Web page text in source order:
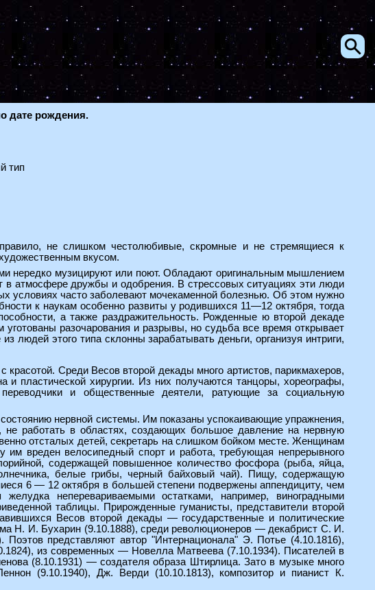
дате рождения.
тип
не слишком честолюбивые, скромные и не стремящиеся к
вкусом.
нередко музицируют или поют. Обладают оригинальным мышлением
атмосфере дружбы и одобрения. В стрессовых ситуациях эти люди
условиях часто заболевают мочекаменной болезнью. Об этом нужно
к наукам особенно развиты у родившихся 11—12 октября, тогда
а также раздражительность. Рожденные ю второй декаде
разочарования и разрывы, но судьба все время открывает
этого типа склонны зарабатывать деньги, организуя интриги,
Среди Весов второй декады много артистов, парикмахеров,
и пластической хирургии. Из них получаются танцоры, хореографы,
и общественные деятели, ратующие за социальную
нервной системы. Им показаны успокаивающие упражнения,
не работать в областях, создающих большое давление на нервную
отсталых детей, секретарь на слишком бойком месте. Женщинам
им вреден велосипедный спорт и работа, требующая непрерывного
содержащей повышенное количество фосфора (рыба, яйца,
белые грибы, черный байховый чай). Пищу, содержащую
6 — 12 октября в большей степени подвержены аппендициту, чем
неперевариваемыми остатками, например, виноградными
таблицы. Прирожденные гуманисты, представители второй
Весов второй декады — государственные и политические
Н. И. Бухарин (9.10.1888), среди революционеров — декабрист С. И.
представляют автор "Интернационала" Э. Потье (4.10.1816),
из современных — Новелла Матвеева (7.10.1934). Писателей в
(8.10.1931) — создателя образа Штирлица. Зато в музыке много
(9.10.1940), Дж. Верди (10.10.1813), композитор и пианист К.